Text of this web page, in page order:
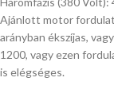
Ajánlott motor
arányban ékszíjas,
1200, vagy ezen
is elégséges.